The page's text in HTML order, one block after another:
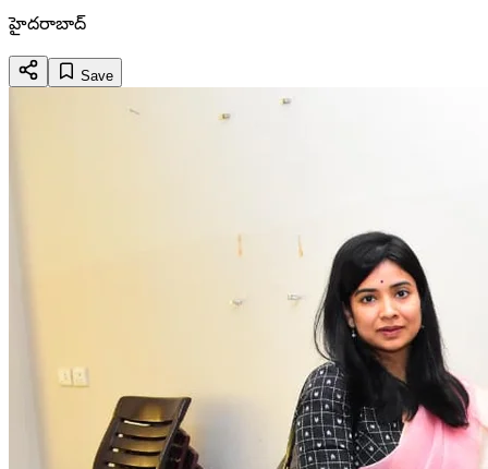
హైదరాబాద్
Save